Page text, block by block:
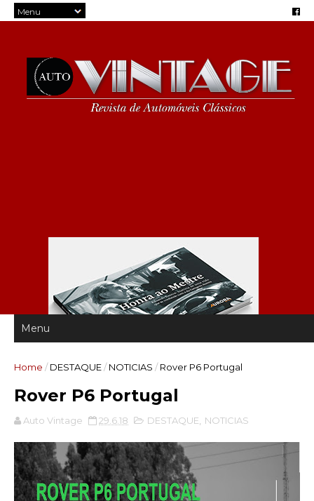
Home / DESTAQUE/ NOTICIAS / Rover P6 Portugal
Rover P6 Portugal
Auto Vintage 29.6.18 DESTAQUE NOTICIAS